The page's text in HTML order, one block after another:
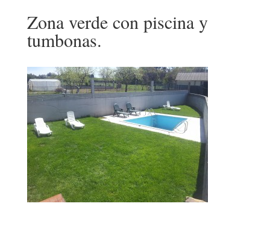
Zona verde con piscina y
tumbonas.